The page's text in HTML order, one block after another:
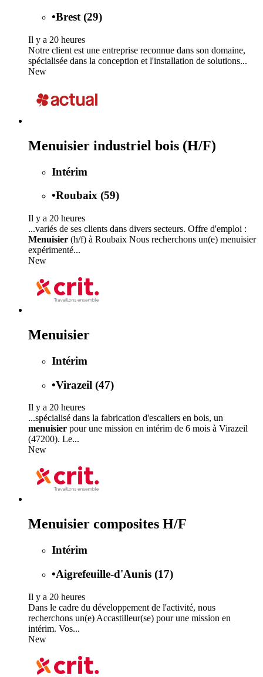
•Brest (29)
Il y a 20 heures
Notre client est une entreprise reconnue dans son domaine,
spécialisée dans la conception et l'installation de solutions...
New
Menuisier industriel bois (H/F)
Intérim
•Roubaix (59)
Il y a 20 heures
...variés de ses clients dans divers secteurs. Offre d'emploi :
Menuisier (h/f) à Roubaix Nous recherchons un(e) menuisier
expérimenté...
New
Menuisier
Intérim
•Virazeil (47)
Il y a 20 heures
...spécialisé dans la fabrication d'escaliers en bois, un
menuisier pour une mission en intérim de 6 mois à Virazeil
(47200). Le...
New
Menuisier composites H/F
Intérim
•Aigrefeuille-d'Aunis (17)
Il y a 20 heures
Dans le cadre du développement de l'activité, nous
recherchons un(e) Accastilleur(se) pour une mission en
intérim. Vos...
New